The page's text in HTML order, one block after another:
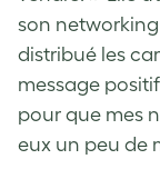
son networking
distribué les
message
pour que mes
eux un peu de